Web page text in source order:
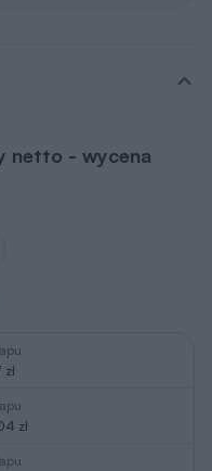
netto - wycena
zł